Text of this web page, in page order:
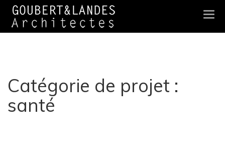
Catégorie de projet :
santé